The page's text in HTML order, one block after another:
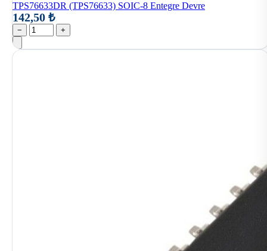
TPS76633DR (TPS76633) SOIC-8 Entegre Devre
142,50 ₺
− +